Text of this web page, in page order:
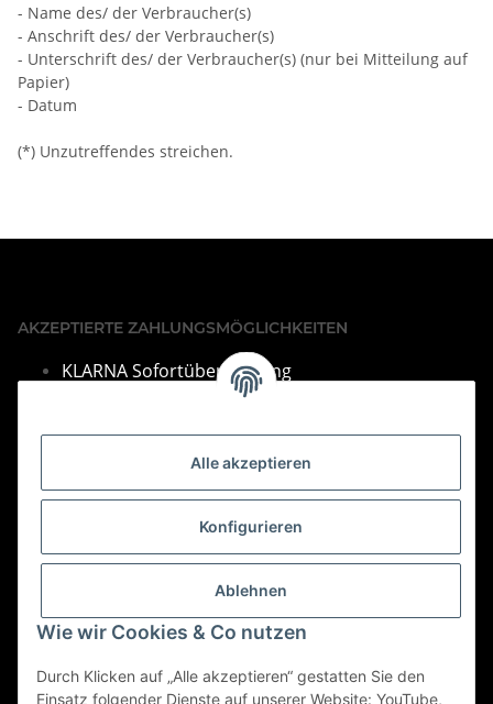
Alle akzeptieren
Konfigurieren
Ablehnen
Wie wir Cookies & Co nutzen
Durch Klicken auf „Alle akzeptieren“ gestatten Sie den
Einsatz folgender Dienste auf unserer Website: YouTube,
- Name des/ der Verbraucher(s)
- Anschrift des/ der Verbraucher(s)
- Unterschrift des/ der Verbraucher(s) (nur bei Mitteilung auf
Papier)
- Datum
(*) Unzutreffendes streichen.
AKZEPTIERTE ZAHLUNGSMÖGLICHKEITEN
KLARNA Sofortüberweisung
PayPal
SEPA Lastschrift
Bei Fragen finden Sie unsere Kontakdaten im Impressum.
Informationen
Gesetzliche Informationen